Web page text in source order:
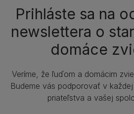
Prihláste sa na
newslettera o
domáce
Veríme, že ľuďom a domácim
Budeme vás podporovať v
priateľstva a vašej